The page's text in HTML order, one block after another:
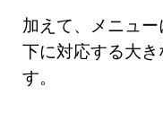
加えて、メニュ
下に対応する大
す。